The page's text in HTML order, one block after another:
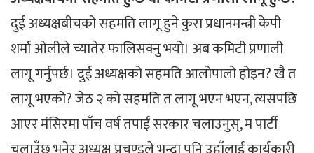
दुई अध्यक्षबीचको सहमति लागू हुने कुरा प्रधानमन्त्री केपी
शर्मा ओलीले च्यातेर फालिसक्नु भयो। अब कमिटी प्रणाली
लागू गर्नुपर्छ। दुई अध्यक्षको सहमति आलोपालो होइन? खै त
लागू भएको? जेठ २ को सहमति त लागू भएन भएन, त्यसपछि
आएर मंसिरमा पाँच वर्ष तपाईं सरकार चलाउनुस्, म पार्टी